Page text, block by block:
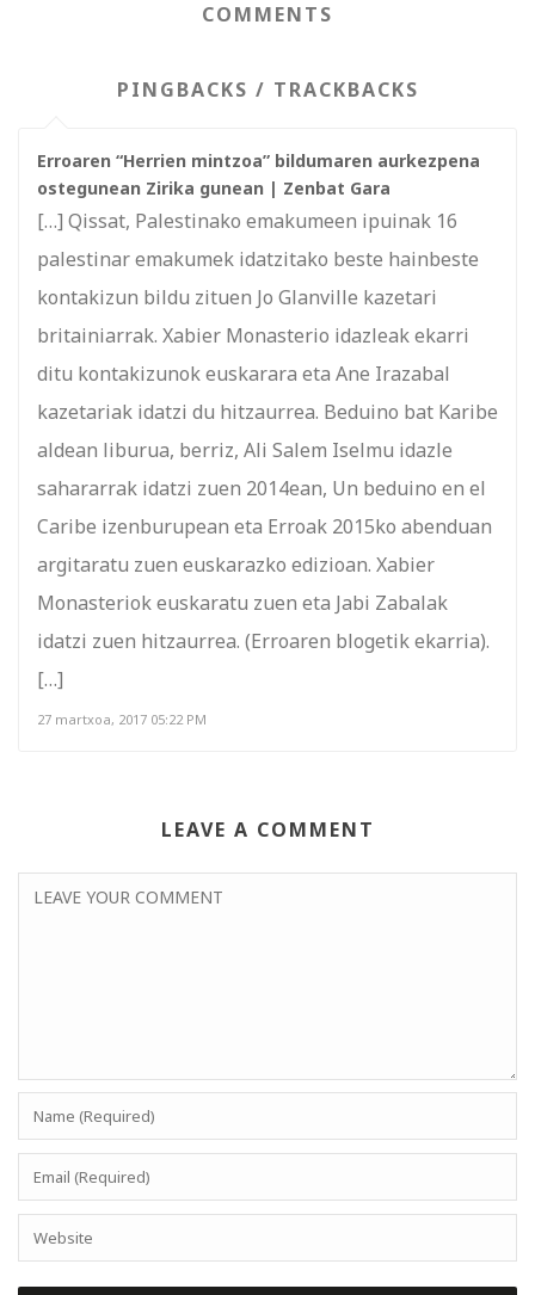
COMMENTS
PINGBACKS / TRACKBACKS
Erroaren “Herrien mintzoa” bildumaren aurkezpena
ostegunean Zirika gunean | Zenbat Gara
[…] Qissat, Palestinako emakumeen ipuinak 16
palestinar emakumek idatzitako beste hainbeste
kontakizun bildu zituen Jo Glanville kazetari
britainiarrak. Xabier Monasterio idazleak ekarri
ditu kontakizunok euskarara eta Ane Irazabal
kazetariak idatzi du hitzaurrea. Beduino bat Karibe
aldean liburua, berriz, Ali Salem Iselmu idazle
sahararrak idatzi zuen 2014ean, Un beduino en el
Caribe izenburupean eta Erroak 2015ko abenduan
argitaratu zuen euskarazko edizioan. Xabier
Monasteriok euskaratu zuen eta Jabi Zabalak
idatzi zuen hitzaurrea. (Erroaren blogetik ekarria).
[…]
27 martxoa, 2017 05:22 PM
LEAVE A COMMENT